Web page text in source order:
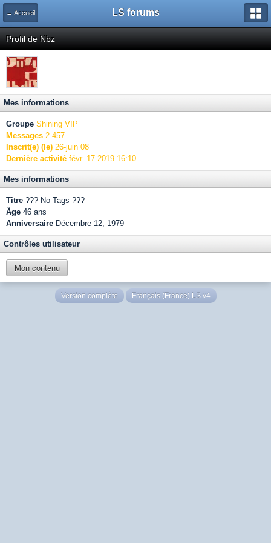
← Accueil LS forums
Profil de Nbz
Mes informations
Groupe Shining VIP
Messages 2 457
Inscrit(e) (le) 26-juin 08
Dernière activité févr. 17 2019 16:10
Mes informations
Titre ??? No Tags ???
Âge 46 ans
Anniversaire Décembre 12, 1979
Contrôles utilisateur
Mon contenu
Version complète Français (France) LS v4